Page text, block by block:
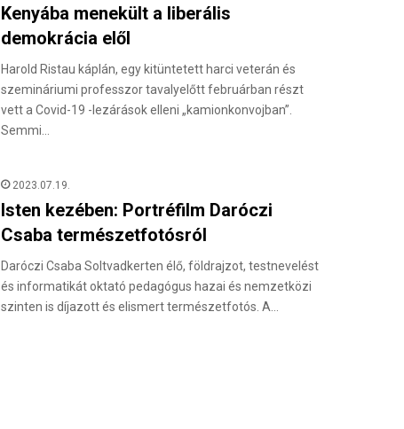
Kenyába menekült a liberális
demokrácia elől
Harold Ristau káplán, egy kitüntetett harci veterán és
szemináriumi professzor tavalyelőtt februárban részt
vett a Covid-19 -lezárások elleni „kamionkonvojban”.
Semmi…
2023.07.19.
Isten kezében: Portréfilm Daróczi
Csaba természetfotósról
Daróczi Csaba Soltvadkerten élő, földrajzot, testnevelést
és informatikát oktató pedagógus hazai és nemzetközi
szinten is díjazott és elismert természetfotós. A…